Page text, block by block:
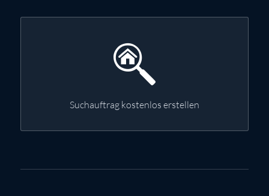
Suchauftrag kostenlos erstellen